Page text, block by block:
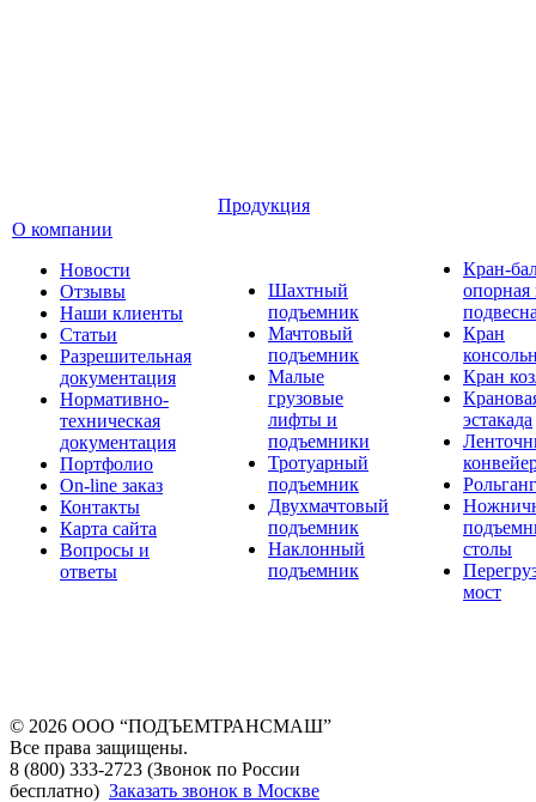
О компании
Новости
Отзывы
Наши клиенты
Статьи
Разрешительная
документация
Нормативно-
техническая
документация
Портфолио
On-line заказ
Контакты
Карта сайта
Вопросы и
ответы
Продукция
Шахтный
подъемник
Мачтовый
подъемник
Малые
грузовые
лифты и
подъемники
Тротуарный
подъемник
Двухмачтовый
подъемник
Наклонный
подъемник
Кран-
опорная
Кран
Кран
эстакада
столы
мост
© 2026 OOO “ПОДЪЕМТРАНСМАШ”
Все права защищены.
8 (800) 333-2723 (Звонок по России
бесплатно) Заказать звонок в Москве